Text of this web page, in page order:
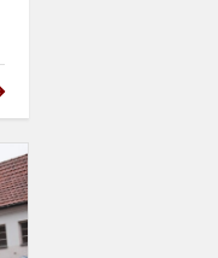
Kaimyninių
šalių
pažinimas,
kritinio